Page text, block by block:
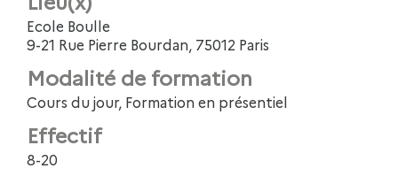
Ecole Boulle
9-21 Rue Pierre Bourdan, 75012 Paris
Modalité de formation
Cours du jour, Formation en présentiel
Effectif
8-20